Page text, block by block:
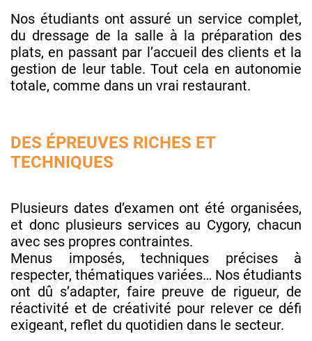
Nos étudiants ont assuré un service complet,
du dressage de la salle à la préparation des
plats, en passant par l’accueil des clients et la
gestion de leur table. Tout cela en autonomie
totale, comme dans un vrai restaurant.
DES ÉPREUVES RICHES ET
TECHNIQUES
Plusieurs dates d’examen ont été organisées,
et donc plusieurs services au Cygory, chacun
avec ses propres contraintes.
Menus imposés, techniques précises à
respecter, thématiques variées… Nos étudiants
ont dû s’adapter, faire preuve de rigueur, de
réactivité et de créativité pour relever ce défi
exigeant, reflet du quotidien dans le secteur.